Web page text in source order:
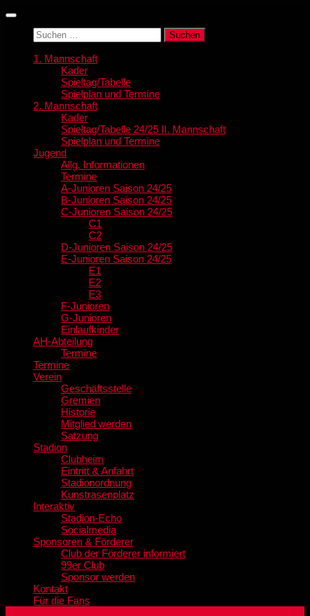
Zum
springenSuchen
nach:
1. Mannschaft
Kader
Spieltag/Tabelle
Spielplan und Termine
2. Mannschaft
Kader
Spieltag/Tabelle 24/25 II. Mannschaft
Spielplan und Termine
Jugend
Allg. Informationen
Termine
A-Junioren Saison 24/25
B-Junioren Saison 24/25
C-Junioren Saison 24/25
C1
C2
D-Junioren Saison 24/25
E-Junioren Saison 24/25
E1
E2
E3
F-Junioren
G-Junioren
Einlaufkinder
AH-Abteilung
Termine
Termine
Verein
Geschäftsstelle
Gremien
Historie
Mitglied werden
Satzung
Stadion
Clubheim
Eintritt & Anfahrt
Stadionordnung
Kunstrasenplatz
Interaktiv
Stadion-Echo
Socialmedia
Sponsoren & Förderer
Club der Förderer informiert
99er Club
Sponsor werden
Kontakt
Für die Fans